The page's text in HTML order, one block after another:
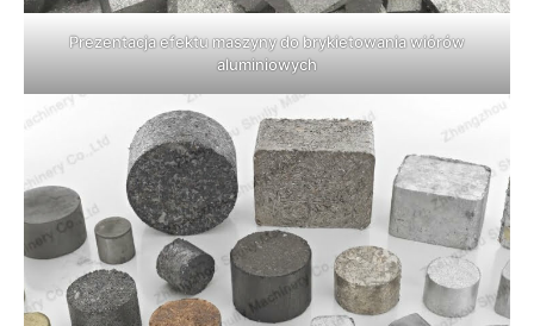
Prezentacja efektu maszyny do brykietowania wiórów
aluminiowych